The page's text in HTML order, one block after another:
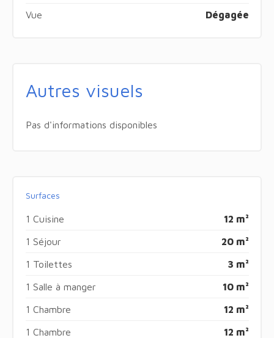
Vue Dégagée
Autres visuels
Pas d'informations disponibles
Surfaces
1 Cuisine 12 m²
1 Séjour 20 m²
1 Toilettes 3 m²
1 Salle à manger 10 m²
1 Chambre 12 m²
1 Chambre 12 m²